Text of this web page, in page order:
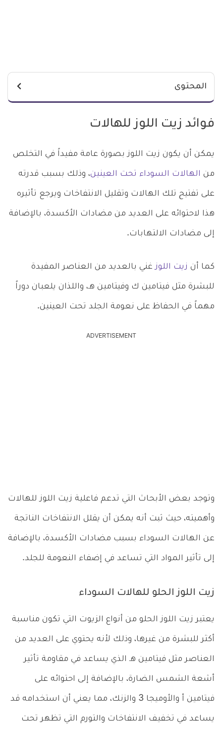
المحتوى
فوائد زيت اللوز للهالات
يمكن أن يكون زيت اللوز بصورة عامة مفيداً في التخلص
من الهالات السوداء تحت العينين، وذلك بسبب قدرته
على تفتيح تلك الهالات وتقليل الانتفاخات ويرجع تأثيره
هذا لاحتوائه على العديد من مضادات الأكسدة، بالإضافة
إلى مضادات الالتهابات.
كما أن زيت اللوزغني بالعديد من العناصر المفيدة
للبشرة مثل فيتامين ك وفيتامين هـ، واللذان يلعبان دوراً
مهماً في الحفاظ على نعومة الجلد تحت العينين.
ADVERTISEMENT
وتوجد بعض الأبحاث التي تدعم فاعلية زيت اللوز للهالات
وأهميته، حيث ثبت أنه يمكن أن يقلل الانتفاخات الناتجة
عن الهالات السوداء بسبب مضادات الأكسدة، بالإضافة
إلى تأثير المواد التي تساعد في إضفاء النعومة للجلد.
زيت اللوز الحلو للهالات السوداء
يعتبر زيت اللوز الحلو من أنواع الزيوت التي تكون مناسبة
أكثر للبشرة من غيرها، وذلك لأنه يحتوي على العديد من
العناصر مثل فيتامين هـ الذي يساعد في مقاومة تأثير
أشعة الشمس الضارة، بالإضافة إلى احتوائه على
فيتامين أ والأوميجا 3 والزنك، مما يعني أن استخدامه قد
يساعد في تخفيف الانتفاخات والتورم التي تظهر تحت